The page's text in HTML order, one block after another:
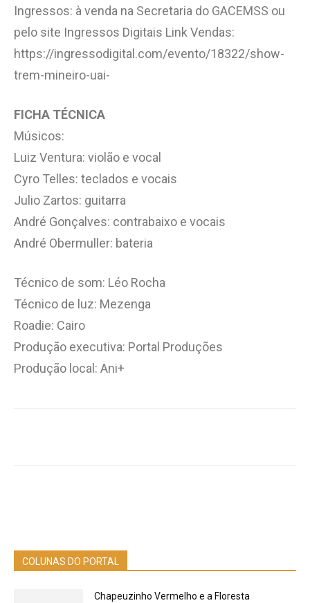
Ingressos: à venda na Secretaria do GACEMSS ou
pelo site Ingressos Digitais Link Vendas:
https://ingressodigital.com/evento/18322/show-
trem-mineiro-uai-
FICHA TÉCNICA
Músicos:
Luiz Ventura: violão e vocal
Cyro Telles: teclados e vocais
Julio Zartos: guitarra
André Gonçalves: contrabaixo e vocais
André Obermuller: bateria
Técnico de som: Léo Rocha
Técnico de luz: Mezenga
Roadie: Cairo
Produção executiva: Portal Produções
Produção local: Ani+
COLUNAS DO PORTAL
Chapeuzinho Vermelho e a Floresta